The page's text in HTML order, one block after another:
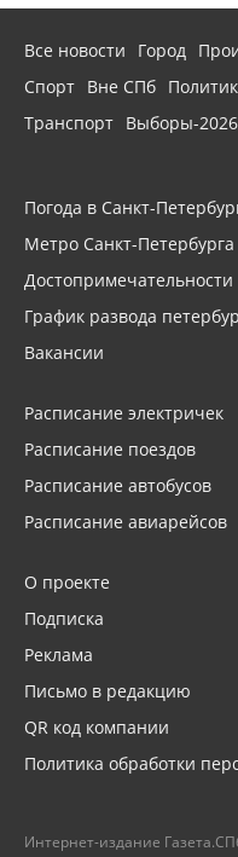
Все новости Город
Спорт Вне СПб
Транспорт Выборы-2026
Погода в Санкт-
Метро Санкт-Петербурга
Достопримечательности
График развода
Вакансии
Расписание электричек
Расписание поездов
Расписание автобусов
Расписание авиарейсов
О проекте
Подписка
Реклама
Письмо в редакцию
QR код компании
Политика обработки
Интернет-издание